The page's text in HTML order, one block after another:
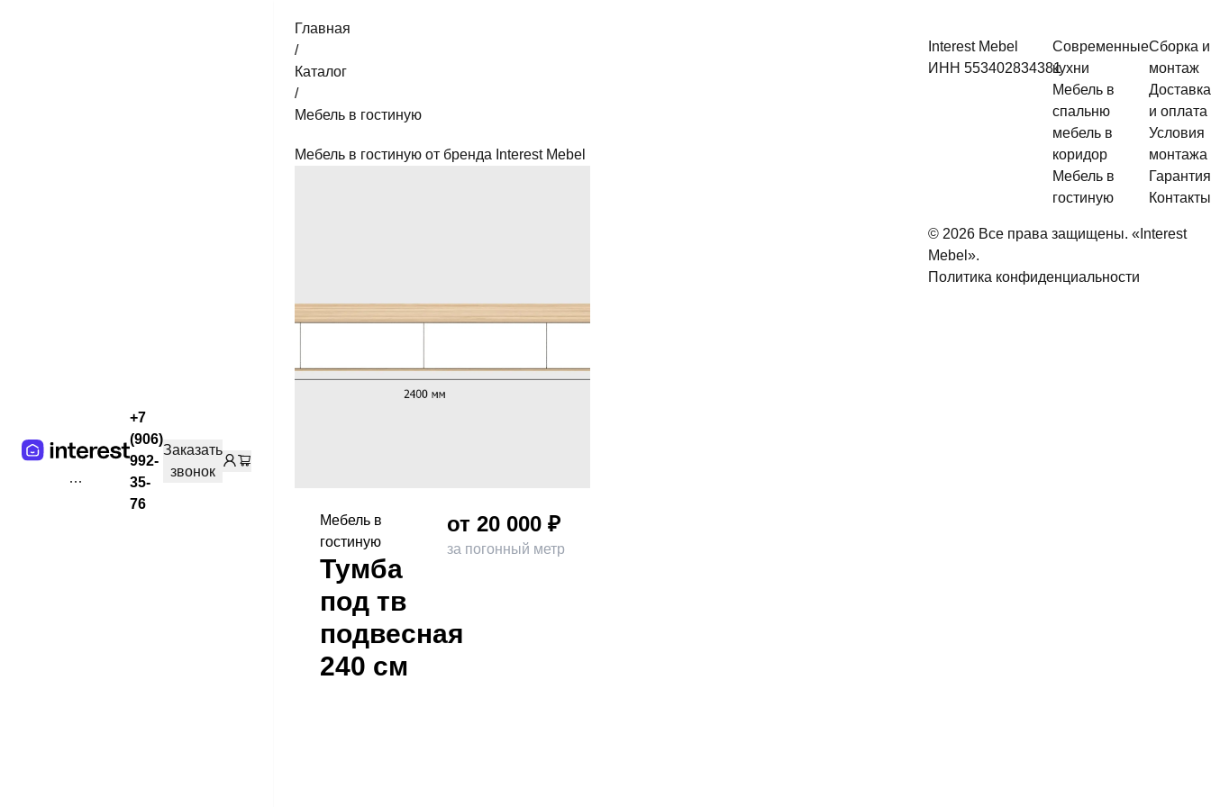
+7
(906)
992-
35-
76
Заказать
звонок
Главная
/
Каталог
/
Мебель в гостиную
Мебель в гостиную от бренда Interest Mebel
Мебель в
гостиную
Тумба
под тв
подвесная
240 см
от 20 000 ₽
за погонный метр
Interest Mebel
ИНН553402834381
Современные
кухни
Мебель в
спальню
мебель в
коридор
Мебель в
гостиную
Сборка и
монтаж
Доставка
и оплата
Условия
монтажа
Гарантия
Контакты
© 2026 Все права защищены. «Interest
Mebel».
Политика конфиденциальности